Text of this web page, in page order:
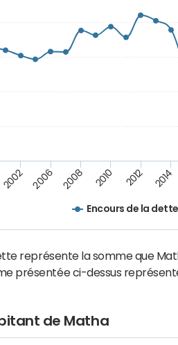
Encours de la dette
2002 2006 2008 2010 2012 2014
représente la somme que
présentée ci-dessus
de Matha